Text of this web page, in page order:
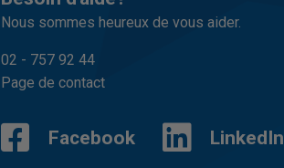
Nous sommes heureux de vous aider.
02 - 757 92 44
Page de contact
Facebook LinkedIn